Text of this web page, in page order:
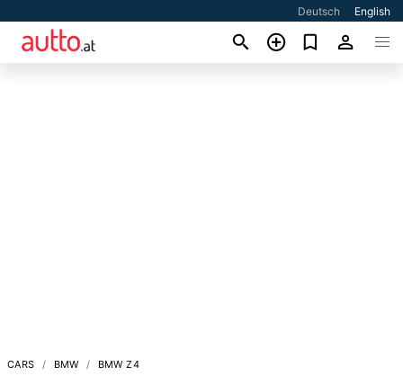
Deutsch English
CARS BMW BMW Z4